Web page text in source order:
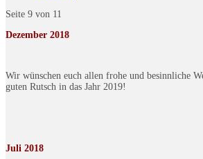
Seite 9 von 11
Dezember 2018
Wir wünschen euch allen frohe und besinnliche
guten Rutsch in das Jahr 2019!
Juli 2018